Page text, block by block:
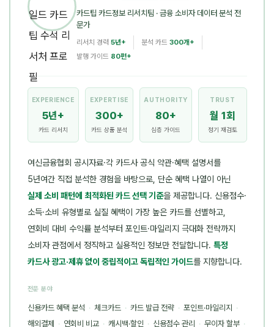
카드팁 카드정보 리서치팀 · 금융 소비자 데이터 분석 전
문가
리서치 경력 5년+ 분석 카드 300개+
발행 가이드 80편+
EXPERIENCE
5년+
카드 리서치
EXPERTISE
300+
카드 상품 분석
AUTHORITY
80+
심층 가이드
TRUST
월 1회
정기 재검토
여신금융협회 공시자료·각 카드사 공식 약관·혜택 설명서를
5년여간 직접 분석한 경험을 바탕으로, 단순 혜택 나열이 아닌
실제 소비 패턴에 최적화된 카드 선택 기준을 제공합니다. 신용점수·
소득·소비 유형별로 실질 혜택이 가장 높은 카드를 선별하고,
연회비 대비 수익률 분석부터 포인트·마일리지 극대화 전략까지
소비자 관점에서 정직하고 실용적인 정보만 전달합니다. 특정
카드사 광고·제휴 없이 중립적이고 독립적인 가이드를 지향합니다.
전문 분야
신용카드 혜택 분석 · 체크카드 · 카드 발급 전략 · 포인트·마일리지 ·
해외결제 · 연회비 비교 · 캐시백·할인 · 신용점수 관리 · 무이자 할부 ·